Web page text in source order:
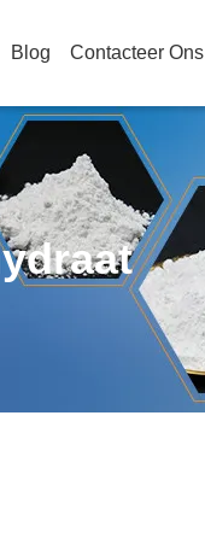
Blog Contacteer Ons